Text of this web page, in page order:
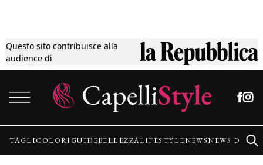
Questo sito contribuisce alla
audience di
Tagli
Colori
Guide
TAGLICOLORI GUIDEBELLEZZALIFESTYLENEWSNEWS